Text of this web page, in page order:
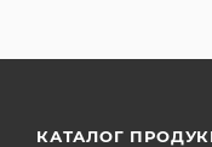
КАТАЛОГ